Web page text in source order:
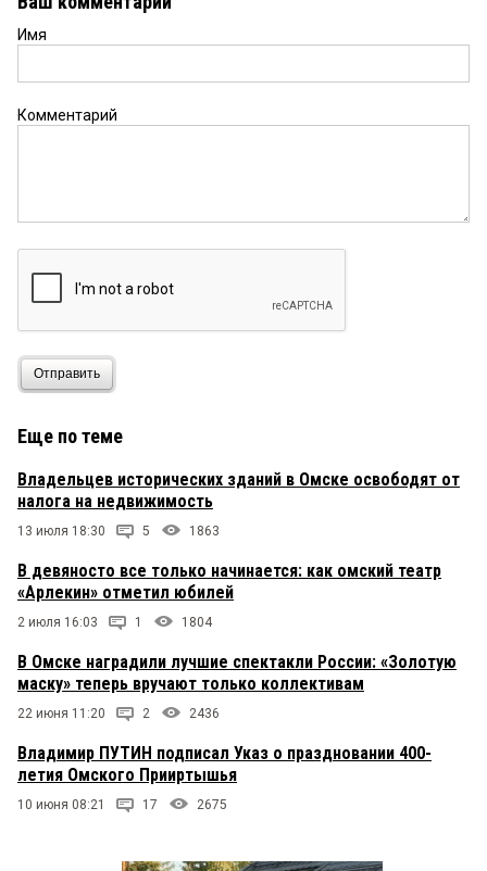
Имя
Комментарий
Отправить
Еще по теме
Владельцев исторических зданий в Омске освободят от
налога на недвижимость
13 июля 18:30 5 1863
В девяносто все только начинается: как омский театр
«Арлекин» отметил юбилей
2 июля 16:03 1 1804
В Омске наградили лучшие спектакли России: «Золотую
маску» теперь вручают только коллективам
22 июня 11:20 2 2436
Владимир ПУТИН подписал Указ о праздновании 400-
летия Омского Прииртышья
10 июня 08:21 17 2675